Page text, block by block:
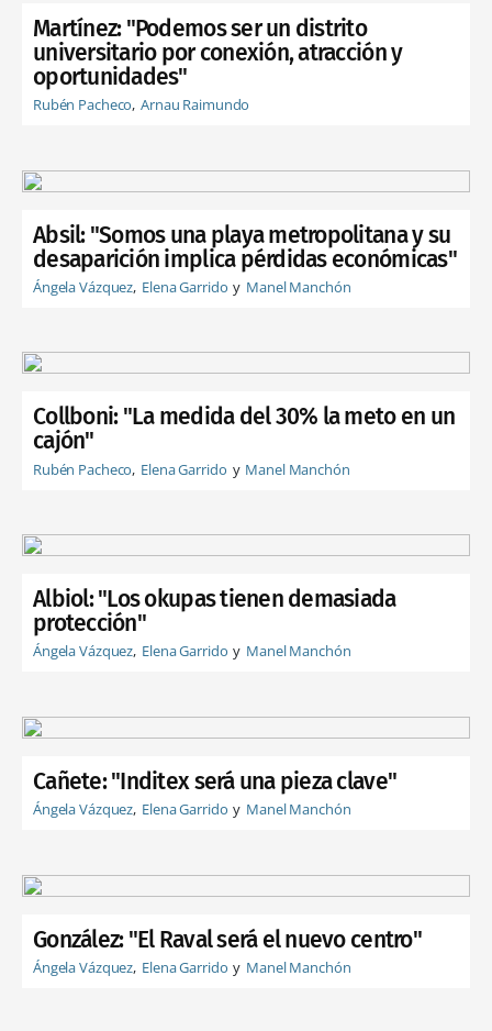
Martínez: "Podemos ser un distrito
universitario por conexión, atracción y
oportunidades"
Rubén Pacheco Arnau Raimundo
Absil: "Somos una playa metropolitana y su
desaparición implica pérdidas económicas"
Ángela Vázquez Elena Garrido Manel Manchón
Collboni: "La medida del 30% la meto en un
cajón"
Rubén Pacheco Elena Garrido Manel Manchón
Albiol: "Los okupas tienen demasiada
protección"
Ángela Vázquez Elena Garrido Manel Manchón
Cañete: "Inditex será una pieza clave"
Ángela Vázquez Elena Garrido Manel Manchón
González: "El Raval será el nuevo centro"
Ángela Vázquez Elena Garrido Manel Manchón